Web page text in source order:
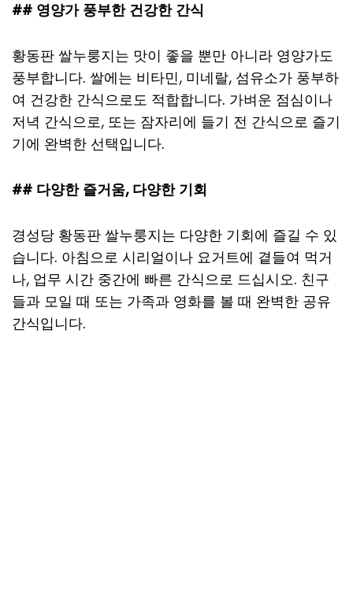
## 영양가 풍부한 건강한 간식
황동판 쌀누룽지는 맛이 좋을 뿐만 아니라 영양가도
풍부합니다. 쌀에는 비타민, 미네랄, 섬유소가 풍부하
여 건강한 간식으로도 적합합니다. 가벼운 점심이나
저녁 간식으로, 또는 잠자리에 들기 전 간식으로 즐기
기에 완벽한 선택입니다.
## 다양한 즐거움, 다양한 기회
경성당 황동판 쌀누룽지는 다양한 기회에 즐길 수 있
습니다. 아침으로 시리얼이나 요거트에 곁들여 먹거
나, 업무 시간 중간에 빠른 간식으로 드십시오. 친구
들과 모일 때 또는 가족과 영화를 볼 때 완벽한 공유
간식입니다.